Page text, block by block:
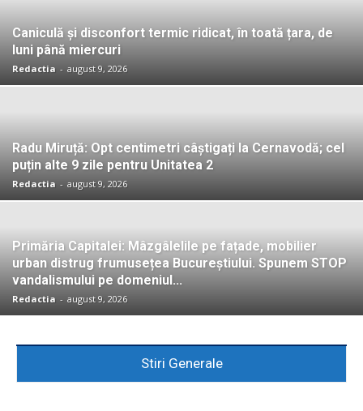
Caniculă și disconfort termic ridicat, în toată țara, de
luni până miercuri
Redactia - august 9, 2026
Radu Miruță: Opt centimetri câștigați la Cernavodă; cel
puțin alte 9 zile pentru Unitatea 2
Redactia - august 9, 2026
Primăria Capitalei: Mâzgâlelile pe fațade, mobilier
urban distrug frumusețea Bucureștiului. Spunem STOP
vandalismului pe domeniul...
Redactia - august 9, 2026
Stiri Generale